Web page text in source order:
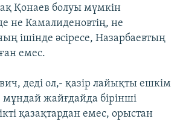
Қонаев болуы мүмкін
не Камалиденовтің, не
ішінде әсіресе, Назарбаевтың
емес.
деді ол,- қазір лайықты ешкім
жайғдайда бірінші
қазақтардан емес, орыстан